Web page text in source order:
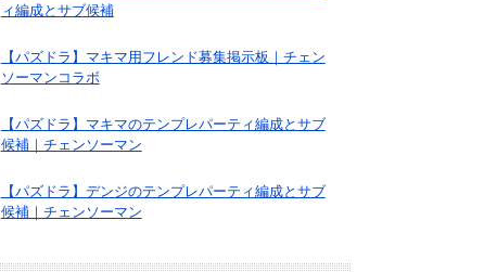
ィ編成とサブ候補
【パズドラ】マキマ用フレンド募集掲示板｜チェン
ソーマンコラボ
【パズドラ】マキマのテンプレパーティ編成とサブ
候補｜チェンソーマン
【パズドラ】デンジのテンプレパーティ編成とサブ
候補｜チェンソーマン